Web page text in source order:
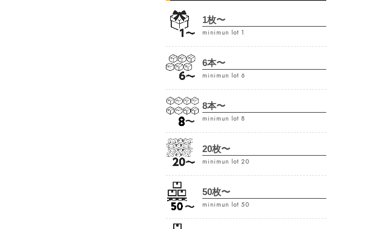
1枚〜
minimun lot 1
6本〜
minimun lot 6
8本〜
minimun lot 8
20枚〜
minimun lot 20
50枚〜
minimun lot 50